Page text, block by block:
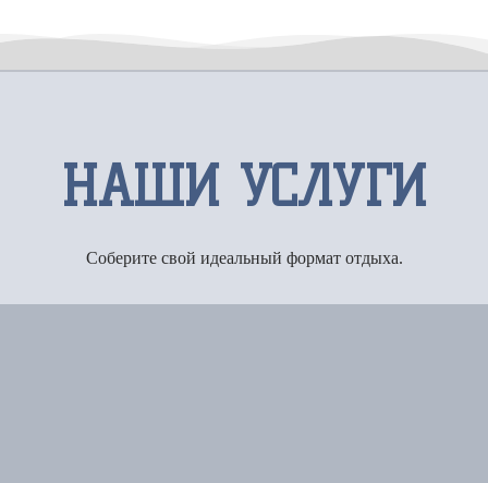
НАШИ УСЛУГИ
Соберите свой идеальный формат отдыха.